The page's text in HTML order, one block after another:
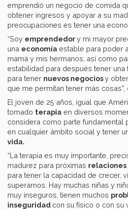
emprendió un negocio de comida
obtener ingresos y apoyar a su
preocupaciones es tener una
“Soy emprendedory mi mayor
una economía estable para poder
mamá y mis hermanos, así como
estabilidad para después tener una
para tener nuevos negociosy
que me permitan tener más cosas”,
El joven de 25 años, igual que
tomado terapia en diversos
considera como parte fundamental
en cualquier ámbito social y tener
vida.
“La terapia es muy importante,
madurez para próximas relaciones
para tener la capacidad de crecer,
superarnos. Hay muchas niñas y
muy inseguros, tienen muchos
inseguridad con su físico o con su